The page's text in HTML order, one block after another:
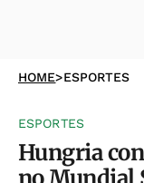
HOME>ESPORTES
ESPORTES
Hungria